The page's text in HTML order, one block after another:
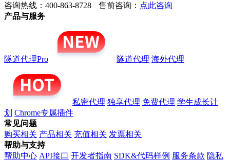
咨询热线：400-863-8728
售前咨询： 点此咨询
产品与服务
隧道代理Pro 隧道代理 海外代理
私密代理 独享代理 免费代理 学生成长计
划 Chrome专属插件
常见问题
购买相关 产品相关 充值相关 发票相关
帮助与支持
帮助中心 API接口 开发者指南 SDK&代码样例 服务条款 隐私